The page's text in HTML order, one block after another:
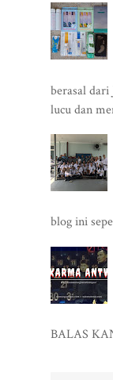
berasal
lucu dan
blog ini
BALAS